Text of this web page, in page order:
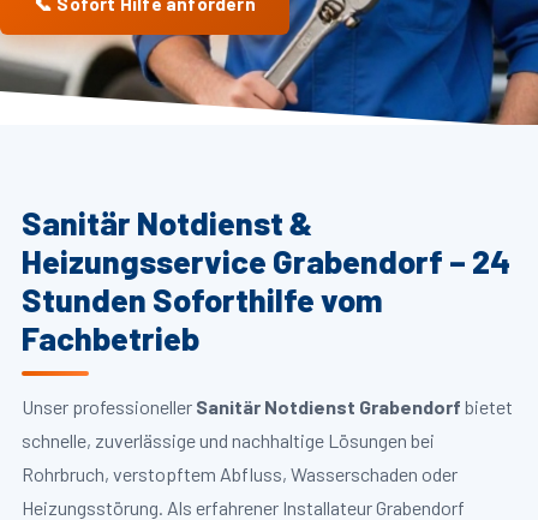
Sanitär Notdienst &
Heizungsservice Grabendorf – 24
Stunden Soforthilfe vom
Fachbetrieb
Unser professioneller Sanitär Notdienst Grabendorf bietet
schnelle, zuverlässige und nachhaltige Lösungen bei
Rohrbruch, verstopftem Abfluss, Wasserschaden oder
Heizungsstörung. Als erfahrener Installateur Grabendorf